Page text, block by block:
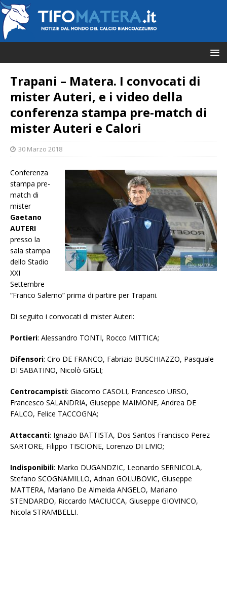
Trapani – Matera. I convocati di
mister Auteri, e i video della
conferenza stampa pre-match di
mister Auteri e Calori
30 Marzo 2018
Conferenza
stampa pre-
match di
mister
Gaetano
AUTERI
presso la
sala stampa
dello Stadio
XXI
Settembre
“Franco Salerno” prima di partire per Trapani.
Di seguito i convocati di mister Auteri:
Portieri: Alessandro TONTI, Rocco MITTICA;
Difensori: Ciro DE FRANCO, Fabrizio BUSCHIAZZO, Pasquale
DI SABATINO, Nicolò GIGLI;
Centrocampisti: Giacomo CASOLI, Francesco URSO,
Francesco SALANDRIA, Giuseppe MAIMONE, Andrea DE
FALCO, Felice TACCOGNA;
Attaccanti: Ignazio BATTISTA, Dos Santos Francisco Perez
SARTORE, Filippo TISCIONE, Lorenzo DI LIVIO;
Indisponibili: Marko DUGANDZIC, Leonardo SERNICOLA,
Stefano SCOGNAMILLO, Adnan GOLUBOVIC, Giuseppe
MATTERA, Mariano De Almeida ANGELO, Mariano
STENDARDO, Riccardo MACIUCCA, Giuseppe GIOVINCO,
Nicola STRAMBELLI.